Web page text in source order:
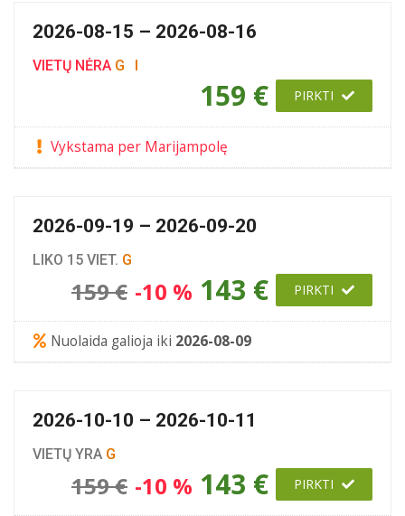
2026-08-15 – 2026-08-16
VIETŲ NĖRA G
159 € PIRKTI
Vykstama per Marijampolę
2026-09-19 – 2026-09-20
LIKO 15 VIET. G
159 € -10 % 143 € PIRKTI
Nuolaida galioja iki 2026-08-09
2026-10-10 – 2026-10-11
VIETŲ YRA G
159 € -10 % 143 € PIRKTI